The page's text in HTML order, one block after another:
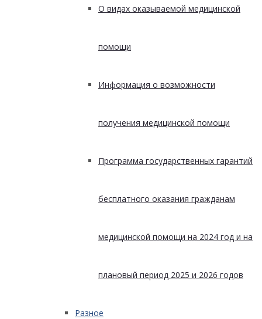
О видах оказываемой медицинской
помощи
Информация о возможности
получения медицинской помощи
Программа государственных гарантий
бесплатного оказания гражданам
медицинской помощи на 2024 год и на
плановый период 2025 и 2026 годов
Разное